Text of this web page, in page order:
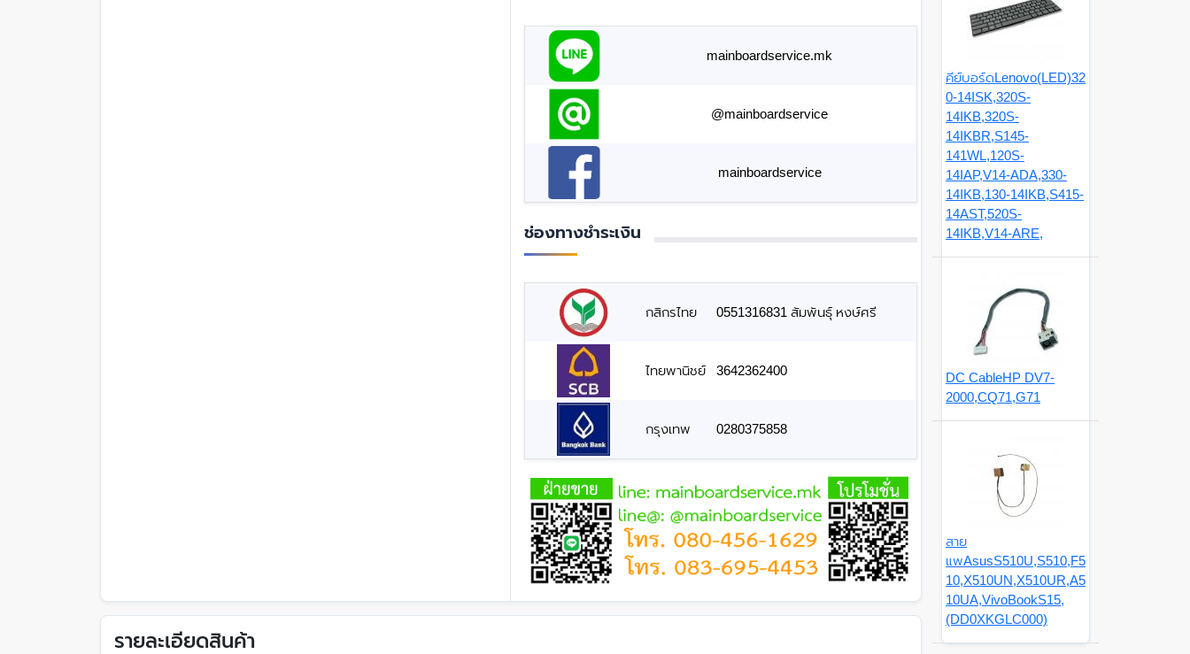
mainboardservice.mk
@mainboardservice
mainboardservice
ช่องทางชำระเงิน
กสิกรไทย 0551316831 สัมพันธุ์ หงษ์ศรี
ไทยพานิชย์ 3642362400
กรุงเทพ 0280375858
รายละเอียดสินค้า
คีย์บอร์ดLenovo(LED)32
0-14ISK,320S-
14IKB,320S-
14IKBR,S145-
141WL,120S-
14IAP,V14-ADA,330-
14IKB,130-14IKB,S415-
14AST,520S-
14IKB,V14-ARE,
DC CableHP DV7-
2000,CQ71,G71
สาย
แพAsusS510U,S510,F5
10,X510UN,X510UR,A5
10UA,VivoBookS15,
(DD0XKGLC000)